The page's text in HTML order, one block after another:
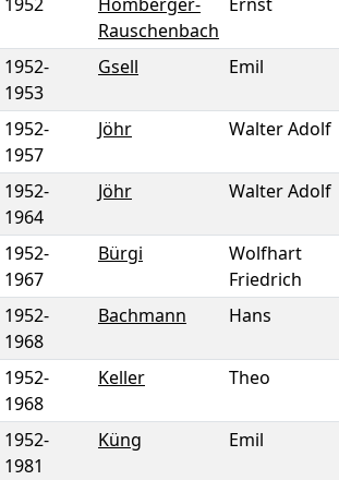
Rauschenbach
1952-
1953
Gsell Emil
1952-
1957
Jöhr Walter Adolf
1952-
1964
Jöhr Walter Adolf
1952-
1967
Bürgi
Wolfhart
Friedrich
1952-
1968
Bachmann Hans
1952-
1968
Keller Theo
1952-
1981
Küng Emil